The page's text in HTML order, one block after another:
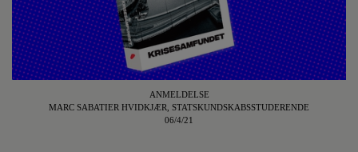
ANMELDELSE
MARC SABATIER HVIDKJÆR, STATSKUNDSKABSSTUDERENDE
06/4/21